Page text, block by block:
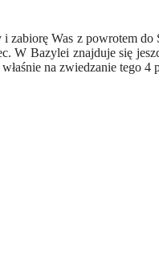
Was z powrotem do
W Bazylei znajduje się
na zwiedzanie tego